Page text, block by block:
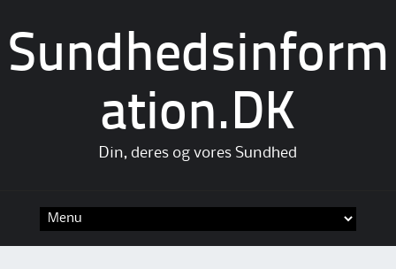
Sundhedsinform
ation.DK
Din, deres og vores Sundhed